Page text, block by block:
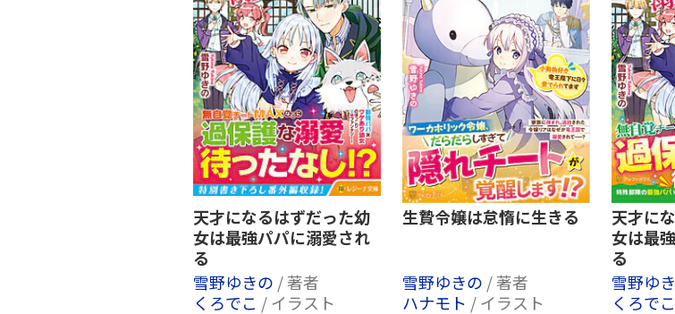
天才になるはずだった幼
女は最強パパに溺愛され
る
雪野ゆきの / 著者
くろでこ / イラスト
生贄令嬢は怠惰に生きる
雪野ゆきの / 著者
ハナモト / イラスト
天才に
女は最
る
雪野ゆ
くろでこ